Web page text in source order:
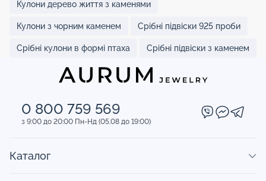
Кулони дерево життя з каменями
Кулони з чорним каменем Срібні підвіски 925 проби
Срібні кулони в формі птаха Срібні підвіски з каменем
0 800 759 569
з 9:00 до 20:00 Пн-Нд (05.08 до 19:00)
Каталог